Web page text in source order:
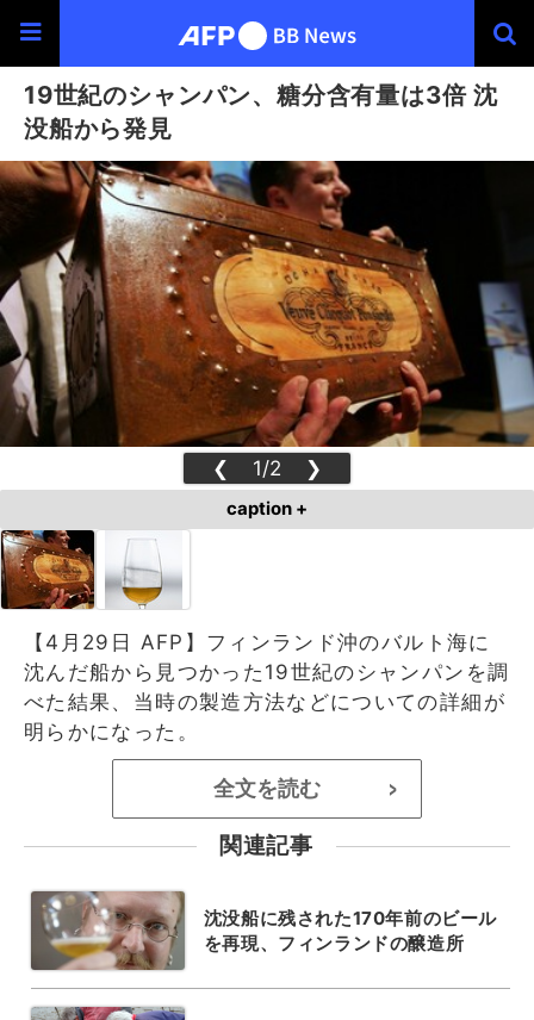
19世紀のシャンパン、糖分含有量は3倍 沈
没船から発見
❮ 1/2 ❯
caption +
【4月29日 AFP】フィンランド沖のバルト海に
沈んだ船から見つかった19世紀のシャンパンを調
べた結果、当時の製造方法などについての詳細が
明らかになった。
全文を読む >
関連記事
沈没船に残された170年前のビール
を再現、フィンランドの醸造所